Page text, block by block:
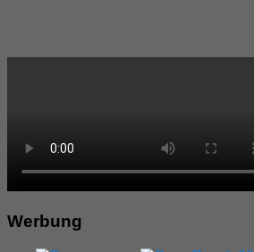
Werbung